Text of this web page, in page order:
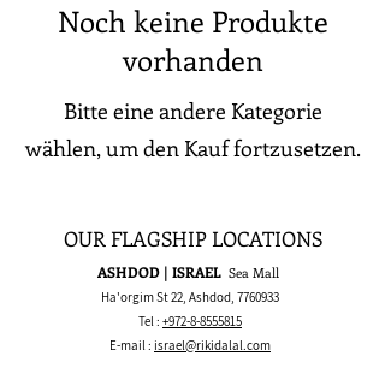
Noch keine Produkte
vorhanden
Bitte eine andere Kategorie
wählen, um den Kauf fortzusetzen.
OUR FLAGSHIP LOCATIONS
ASHDOD | ISRAEL Sea Mall
Ha'orgim St 22, Ashdod, 7760933
Tel : +972-8-8555815
E-mail : israel@rikidalal.com